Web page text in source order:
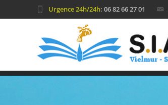
Urgence 24h/24h: 06 82 66 27 01